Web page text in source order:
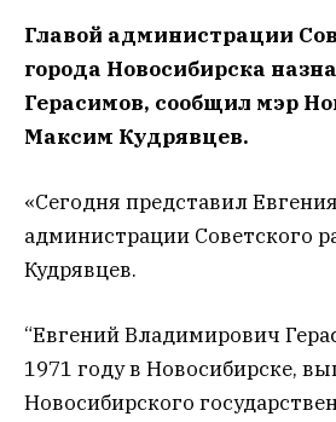
Главой администрации
города Новосибирска
Герасимов, сообщил мэр
Максим Кудрявцев.
«Сегодня представил
администрации Советского
Кудрявцев.
“Евгений Владимирович
1971 году в Новосибирске,
Новосибирского